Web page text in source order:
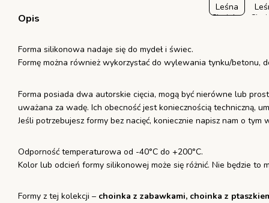
Opis
Forma silikonowa nadaje się do mydeł i świec.
Formę można również wykorzystać do wylewania tynku/betonu,
Forma posiada dwa autorskie cięcia, mogą być nierówne lub
uważana za wadę. Ich obecność jest koniecznością techniczną,
Jeśli potrzebujesz formy bez nacięć, koniecznie napisz nam o tym
Odporność temperaturowa od -40°С do +200°С.
Kolor lub odcień formy silikonowej może się różnić. Nie będzie to
Formy z tej kolekcji – choinka z zabawkami, choinka z